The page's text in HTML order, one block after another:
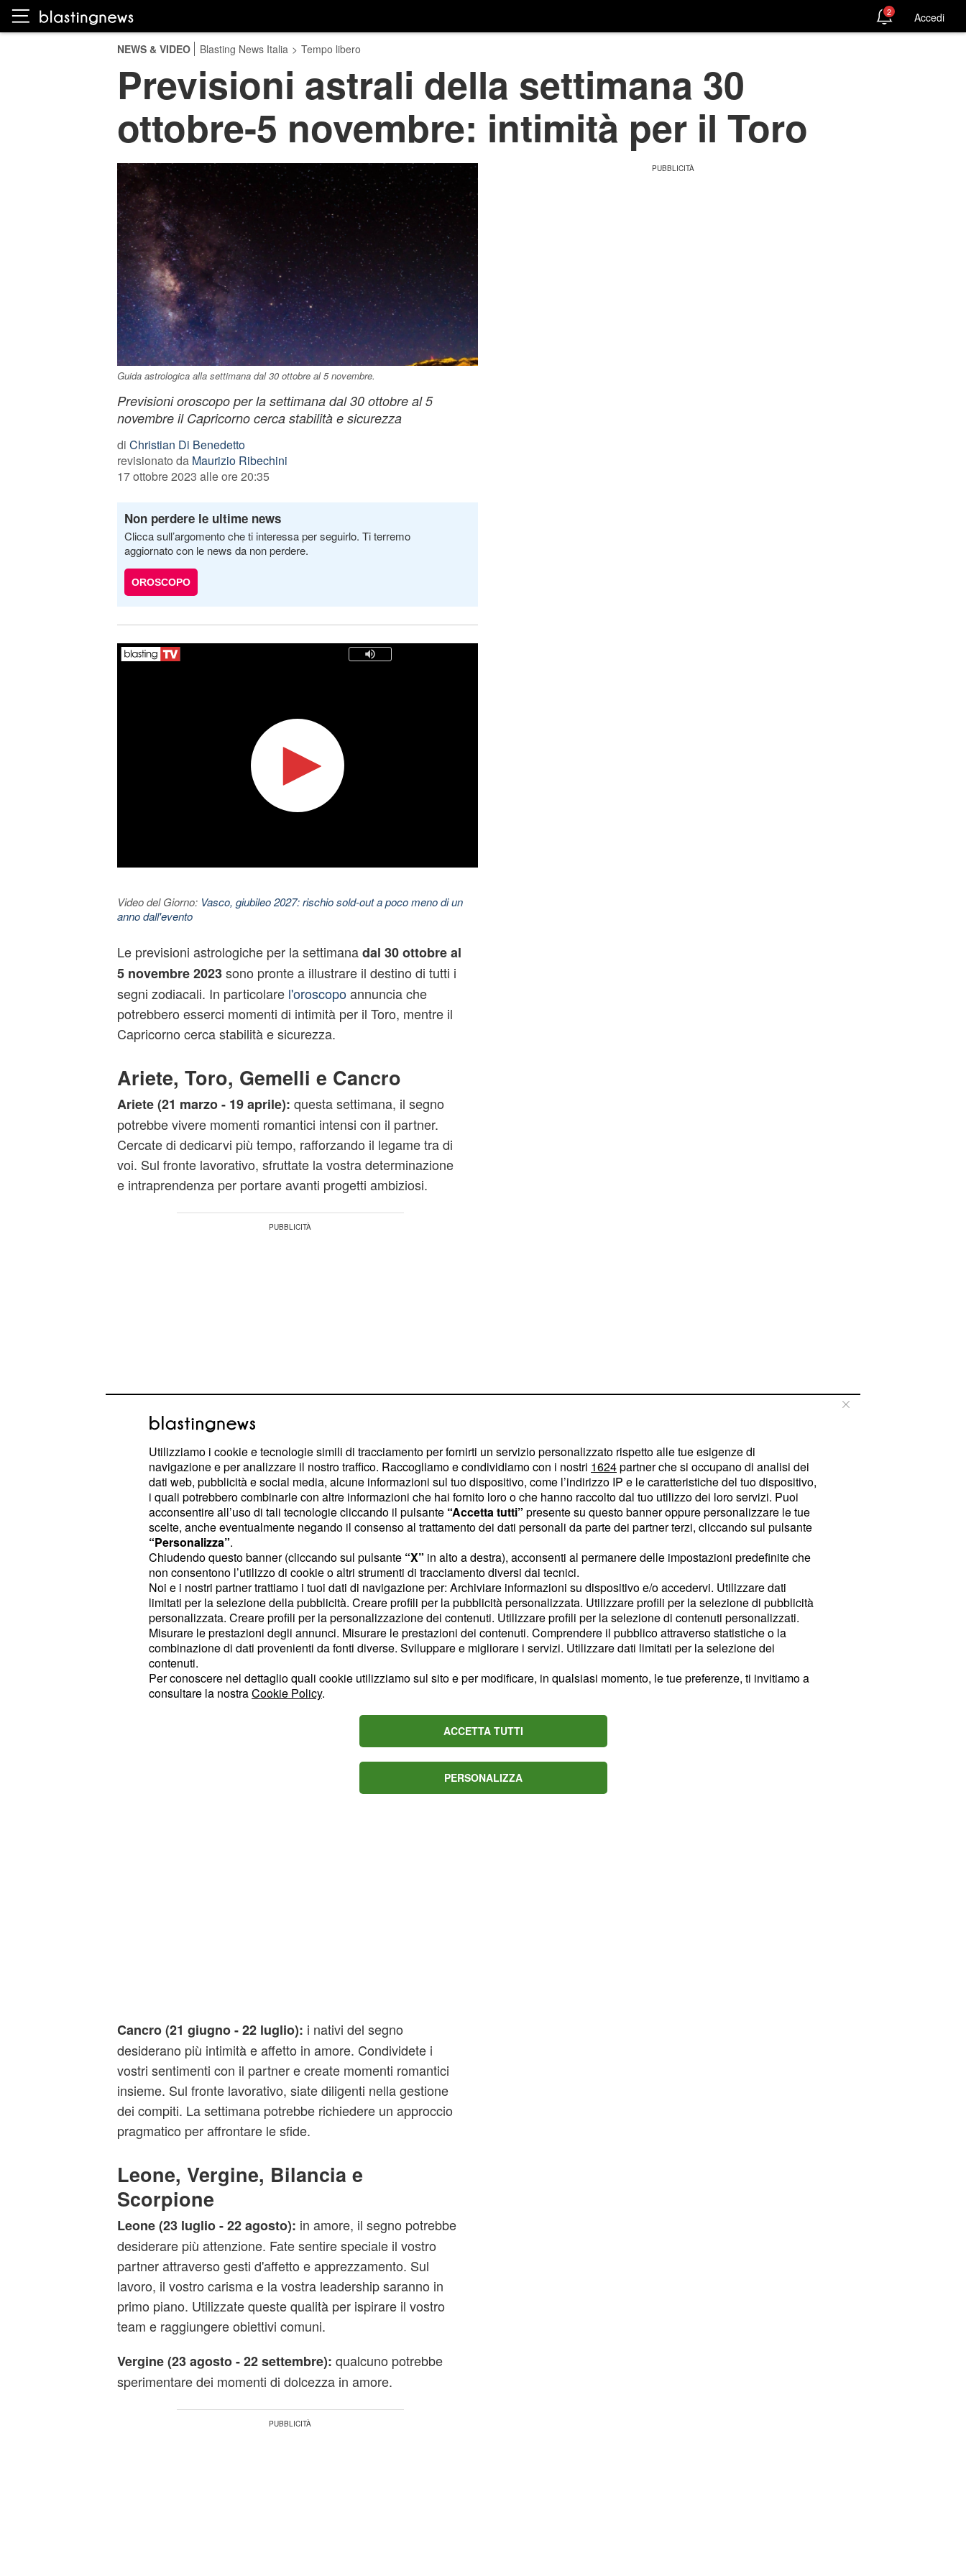
2 Accedi
NEWS & VIDEO Blasting News Italia > Tempo libero
Previsioni astrali della settimana 30
ottobre-5 novembre: intimità per il Toro
Guida astrologica alla settimana dal 30 ottobre al 5 novembre.
Previsioni oroscopo per la settimana dal 30 ottobre al 5
novembre il Capricorno cerca stabilità e sicurezza
di Christian Di Benedetto
revisionato da Maurizio Ribechini
17 ottobre 2023 alle ore 20:35
Non perdere le ultime news
Clicca sull’argomento che ti interessa per seguirlo. Ti terremo
aggiornato con le news da non perdere.
OROSCOPO
Video del Giorno: Vasco, giubileo 2027: rischio sold-out a poco meno di un
anno dall'evento
Le previsioni astrologiche per la settimanadal 30 ottobre al
5 novembre 2023sono pronte a illustrare il destino di tutti i
segni zodiacali. In particolare l'oroscopoannuncia che
potrebbero esserci momenti di intimità per il Toro, mentre il
Capricorno cerca stabilità e sicurezza.
Ariete, Toro, Gemelli e Cancro
Ariete (21 marzo - 19 aprile): questa settimana, il segno
potrebbe vivere momenti romantici intensi con il partner.
Cercate di dedicarvi più tempo, rafforzando il legame tra di
voi. Sul fronte lavorativo, sfruttate la vostra determinazione
e intraprendenza per portare avanti progetti ambiziosi.
La settimana sarà propizia per raggiungere obiettivi.
Toro (20 aprile - 20 maggio):in amore, il segno potrebbe
sperimentare una maggiore connessione emotiva con il
partner. Dedicatevi a conversazioni profonde e momenti di
intimità. Sul lavoro, le vostre capacità organizzative saranno
un punto di forza. Siate pazienti con progetti che richiedono
tempo e attenzione.
Gemelli (21 maggio - 20 giugno):questa settimana, i nati
del segno dovrebbero concentrarsi sulla comunicazione in
amore. Esprimete chiaramente i vostri sentimenti e ascoltate
il vostro partner.Sul lavoro, cercate di ridurre le distrazioni e
concentratevi su obiettivi chiave. La vostra versatilità vi
Cancro (21 giugno - 22 luglio): i nativi del segno
desiderano più intimità e affetto in amore. Condividete i
vostri sentimenti con il partner e create momenti romantici
insieme. Sul fronte lavorativo, siate diligenti nella gestione
dei compiti. La settimana potrebbe richiedere un approccio
pragmatico per affrontare le sfide.
Leone, Vergine, Bilancia e
Scorpione
Leone (23 luglio - 22 agosto): in amore, il segno potrebbe
desiderare più attenzione. Fate sentire speciale il vostro
partner attraverso gesti d'affetto e apprezzamento. Sul
lavoro, il vostro carisma e la vostra leadership saranno in
primo piano. Utilizzate queste qualità per ispirare il vostro
team e raggiungere obiettivi comuni.
Vergine (23 agosto - 22 settembre): qualcuno potrebbe
sperimentare dei momenti di dolcezza in amore.
Utilizziamo i cookie e tecnologie simili di tracciamento per fornirti un servizio personalizzato rispetto alle tue esigenze di
navigazione e per analizzare il nostro traffico. Raccogliamo e condividiamo con i nostri 1624partner che si occupano di analisi dei
dati web, pubblicità e social media, alcune informazioni sul tuo dispositivo, come l’indirizzo IP e le caratteristiche del tuo dispositivo,
i quali potrebbero combinarle con altre informazioni che hai fornito loro o che hanno raccolto dal tuo utilizzo dei loro servizi. Puoi
acconsentire all’uso di tali tecnologie cliccando il pulsante “Accetta tutti” presente su questo banner oppure personalizzare le tue
scelte, anche eventualmente negando il consenso al trattamento dei dati personali da parte dei partner terzi, cliccando sul pulsante
“Personalizza”.
Chiudendo questo banner (cliccando sul pulsante “X” in alto a destra), acconsenti al permanere delle impostazioni predefinite che
non consentono l’utilizzo di cookie o altri strumenti di tracciamento diversi dai tecnici.
Noi e i nostri partner trattiamo i tuoi dati di navigazione per: Archiviare informazioni su dispositivo e/o accedervi. Utilizzare dati
limitati per la selezione della pubblicità. Creare profili per la pubblicità personalizzata. Utilizzare profili per la selezione di pubblicità
personalizzata. Creare profili per la personalizzazione dei contenuti. Utilizzare profili per la selezione di contenuti personalizzati.
Misurare le prestazioni degli annunci. Misurare le prestazioni dei contenuti. Comprendere il pubblico attraverso statistiche o la
combinazione di dati provenienti da fonti diverse. Sviluppare e migliorare i servizi. Utilizzare dati limitati per la selezione dei
contenuti.
Per conoscere nel dettaglio quali cookie utilizziamo sul sito e per modificare, in qualsiasi momento, le tue preferenze, ti invitiamo a
consultare la nostraCookie Policy.
ACCETTA TUTTI
PERSONALIZZA